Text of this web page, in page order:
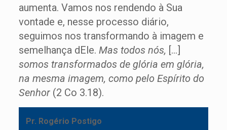
aumenta. Vamos nos rendendo à Sua
vontade e, nesse processo diário,
seguimos nos transformando à imagem e
semelhança dEle. Mas todos nós, […]
somos transformados de glória em glória,
na mesma imagem, como pelo Espírito do
Senhor (2 Co 3.18).
Pr. Rogério Postigo